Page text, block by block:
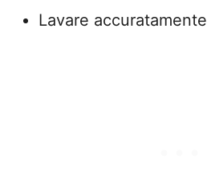
Lavare accuratamente